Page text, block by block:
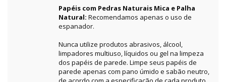
Papéis com Pedras Naturais Mica e Palha
Natural: Recomendamos apenas o uso de
espanador.
Nunca utilize produtos abrasivos, álcool,
limpadores multiuso, líquidos ou gel na limpeza
dos papéis de parede. Limpe seus papéis de
parede apenas com pano úmido e sabão neutro,